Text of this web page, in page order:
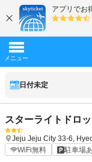
日付未定
スターライトドロ
Jeju Jeju City 33-6,
WiFi無料
駐車場